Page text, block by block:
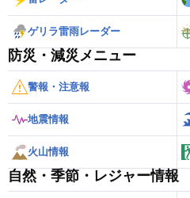
ゲリラ雷雨レーダー
防災・減災メニュー
警報・注意報
地震情報
火山情報
自然・季節・レジャー情報